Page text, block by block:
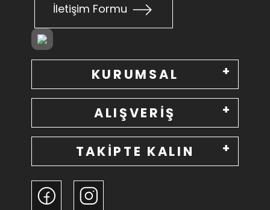
İletişim Formu
KURUMSAL
ALIŞVERİŞ
TAKİPTE KALIN